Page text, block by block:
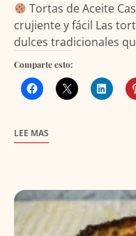
Tortas de Aceite
crujiente y fácil Las
dulces tradicionales
Comparte esto:
LEE MAS